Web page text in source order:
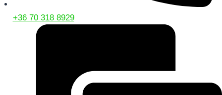
+36 70 318 8929